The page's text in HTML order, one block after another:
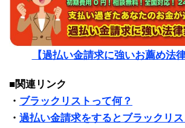
【過払い金請求に強いお薦め法律
■関連リンク
・ ブラックリストって何？
・ 過払い金請求をするとブラックリ